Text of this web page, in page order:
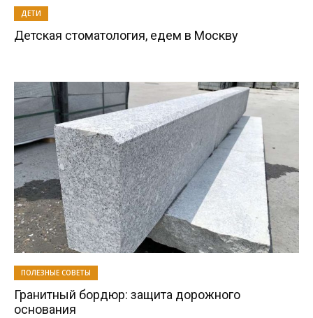
ДЕТИ
Детская стоматология, едем в Москву
ПОЛЕЗНЫЕ СОВЕТЫ
Гранитный бордюр: защита дорожного
основания